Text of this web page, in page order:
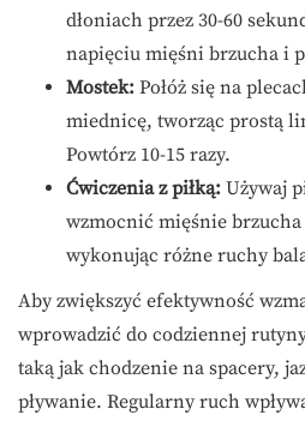
dłoniach przez 30-60
napięciu mięśni brzucha i
Mostek: Połóż się na
miednicę, tworząc prostą
Powtórz 10-15 razy.
Ćwiczenia z piłką: Używaj
wzmocnić mięśnie
wykonując różne ruchy
Aby zwiększyć efektywność
wprowadzić do codziennej
taką jak chodzenie na spacery,
pływanie. Regularny ruch